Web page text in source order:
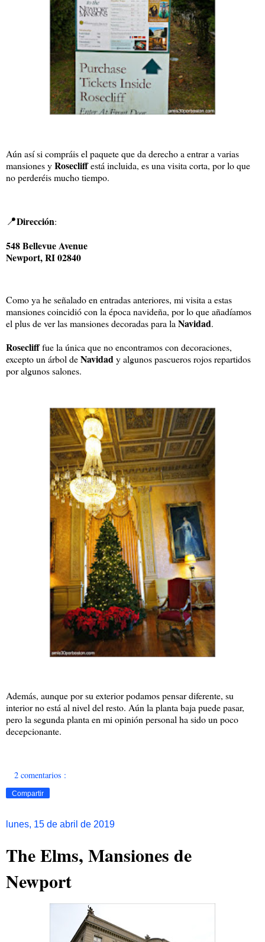
Aún así si compráis el paquete que da derecho a entrar a varias
mansiones yRosecliffestá incluida, es una visita corta, por lo que
no perderéis mucho tiempo.
📍Dirección:
548 Bellevue Avenue
Newport, RI 02840
Como ya he señalado en entradas anteriores, mi visita a estas
mansiones coincidió con la época navideña, por lo que añadíamos
el plus de ver las mansiones decoradas para la Navidad.
Roseclifffue la única que no encontramos con decoraciones,
excepto un árbol deNavidady algunos pascueros rojos repartidos
por algunos salones.
Además, aunque por su exterior podamos pensar diferente, su
interior no está al nivel del resto. Aún la planta baja puede pasar,
pero la segunda planta en mi opinión personal ha sido un poco
decepcionante.
2 comentarios :
Compartir
lunes, 15 de abril de 2019
The Elms, Mansiones de
Newport